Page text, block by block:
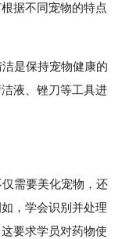
据不同宠物的特点
是保持宠物健康的
液、锉刀等工具进
需要美化宠物，还
，学会识别并处理
要求学员对药物使